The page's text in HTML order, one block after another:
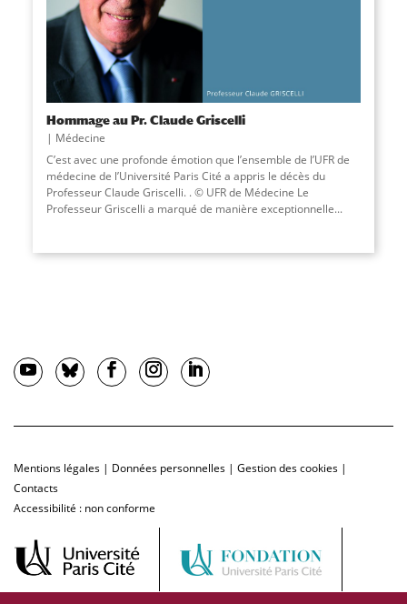
Hommage au Pr. Claude Griscelli
Médecine
C’est avec une profonde émotion que l’ensemble de l’UFR de
médecine de l’Université Paris Cité a appris le décès du
Professeur Claude Griscelli. . © UFR de Médecine Le
Professeur Griscelli a marqué de manière exceptionnelle...
Mentions légales | Données personnelles | Gestion des cookies |
Contacts
Accessibilité : non conforme